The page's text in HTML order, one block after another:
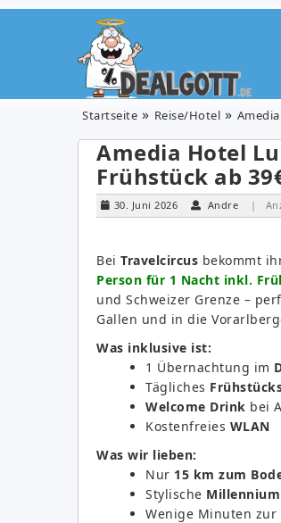
Startseite Reise/Hotel
Amedia Hotel
Frühstück ab
30. Juni 2026 Andre |
Bei Travelcircus bekommt
Person für 1 Nacht inkl.
und Schweizer Grenze –
Gallen und in die
Was inklusive ist:
1 Übernachtung im
Tägliches
Welcome Drink bei
Kostenfreies WLAN
Was wir lieben:
Nur 15 km zum
Stylische
Wenige Minuten zur